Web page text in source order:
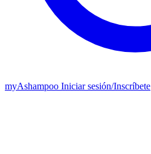
myAshampoo Iniciar sesión/Inscríbete